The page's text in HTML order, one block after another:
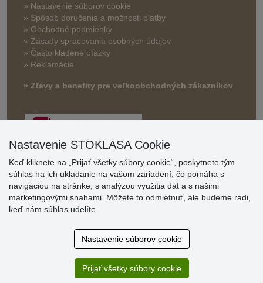
» Nastavenie súborov cookie
» Spôsob doručenia a možnosti platby
» Obchodné podmienky
» Zásady spracovania osobných údajov
» Často kladené otázky
» Reklamácie
» Zľavy a benefity pre veľkoobchodných zákazníkov
Hodnotenia
zákazníkov
Ústretovosť, pohotovosť. Som spokojná.
Veľká spokojnosť. Volal mi odtiaľ veľmi milý pán, že
zásielka sa nezmestí do boxu, tak sme to dali na poštu....
Nastavenie STOKLASA Cookie
Keď kliknete na „Prijať všetky súbory cookie“, poskytnete tým
súhlas na ich ukladanie na vašom zariadení, čo pomáha s
navigáciou na stránke, s analýzou využitia dát a s našimi
marketingovými snahami. Môžete to odmietnuť, ale budeme radi,
keď nám súhlas udelíte.
Nastavenie súborov cookie
Prijať všetky súbory cookie